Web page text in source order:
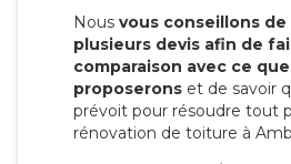
Nous vous conseillons
plusieurs devis afin de
comparaison avec ce
proposerons et de savoir
prévoit pour résoudre tout
rénovation de toiture à